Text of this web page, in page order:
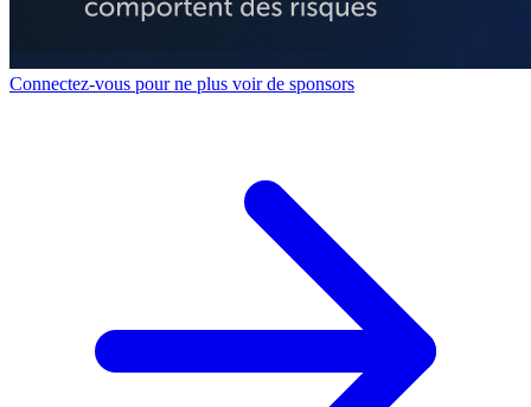
Connectez-vous pour ne plus voir de sponsors